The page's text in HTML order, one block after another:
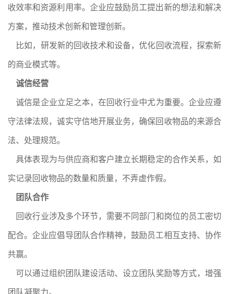
收效率和资源利用率。企业应鼓励员工提出新的想法和解决
方案，推动技术创新和管理创新。
比如，研发新的回收技术和设备，优化回收流程，探索新
的商业模式等。
诚信经营
诚信是企业立足之本，在回收行业中尤为重要。企业应遵
守法律法规，诚实守信地开展业务，确保回收物品的来源合
法、处理规范。
具体表现为与供应商和客户建立长期稳定的合作关系，如
实记录回收物品的数量和质量，不弄虚作假。
团队合作
回收行业涉及多个环节，需要不同部门和岗位的员工密切
配合。企业应倡导团队合作精神，鼓励员工相互支持、协作
共赢。
可以通过组织团队建设活动、设立团队奖励等方式，增强
团队凝聚力。